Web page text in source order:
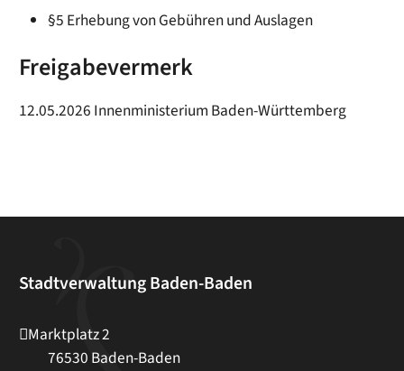
§5 Erhebung von Gebühren und Auslagen
Freigabevermerk
12.05.2026 Innenministerium Baden-Württemberg
Stadtverwaltung Baden-Baden
Marktplatz 2
76530 Baden-Baden